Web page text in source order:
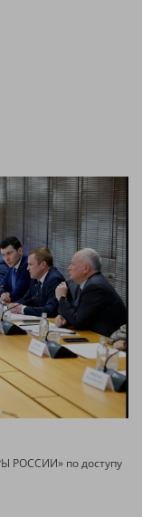
РОССИИ» по доступу